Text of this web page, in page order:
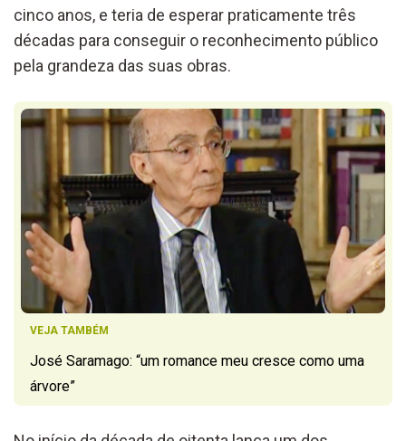
cinco anos, e teria de esperar praticamente três
décadas para conseguir o reconhecimento público
pela grandeza das suas obras.
VEJA TAMBÉM
José Saramago: “um romance meu cresce como uma
árvore”